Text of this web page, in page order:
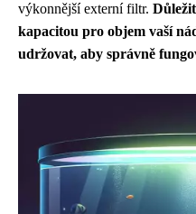
výkonnější externí filtr.
kapacitou pro objem vaší
udržovat, aby správně